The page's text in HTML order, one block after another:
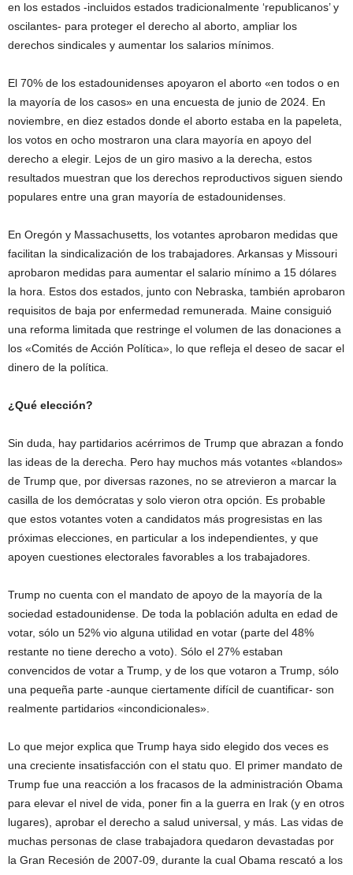
en los estados -incluidos estados tradicionalmente ‘republicanos’ y
oscilantes- para proteger el derecho al aborto, ampliar los
derechos sindicales y aumentar los salarios mínimos.
El 70% de los estadounidenses apoyaron el aborto «en todos o en
la mayoría de los casos» en una encuesta de junio de 2024. En
noviembre, en diez estados donde el aborto estaba en la papeleta,
los votos en ocho mostraron una clara mayoría en apoyo del
derecho a elegir. Lejos de un giro masivo a la derecha, estos
resultados muestran que los derechos reproductivos siguen siendo
populares entre una gran mayoría de estadounidenses.
En Oregón y Massachusetts, los votantes aprobaron medidas que
facilitan la sindicalización de los trabajadores. Arkansas y Missouri
aprobaron medidas para aumentar el salario mínimo a 15 dólares
la hora. Estos dos estados, junto con Nebraska, también aprobaron
requisitos de baja por enfermedad remunerada. Maine consiguió
una reforma limitada que restringe el volumen de las donaciones a
los «Comités de Acción Política», lo que refleja el deseo de sacar el
dinero de la política.
¿Qué elección?
Sin duda, hay partidarios acérrimos de Trump que abrazan a fondo
las ideas de la derecha. Pero hay muchos más votantes «blandos»
de Trump que, por diversas razones, no se atrevieron a marcar la
casilla de los demócratas y solo vieron otra opción. Es probable
que estos votantes voten a candidatos más progresistas en las
próximas elecciones, en particular a los independientes, y que
apoyen cuestiones electorales favorables a los trabajadores.
Trump no cuenta con el mandato de apoyo de la mayoría de la
sociedad estadounidense. De toda la población adulta en edad de
votar, sólo un 52% vio alguna utilidad en votar (parte del 48%
restante no tiene derecho a voto). Sólo el 27% estaban
convencidos de votar a Trump, y de los que votaron a Trump, sólo
una pequeña parte -aunque ciertamente difícil de cuantificar- son
realmente partidarios «incondicionales».
Lo que mejor explica que Trump haya sido elegido dos veces es
una creciente insatisfacción con el statu quo. El primer mandato de
Trump fue una reacción a los fracasos de la administración Obama
para elevar el nivel de vida, poner fin a la guerra en Irak (y en otros
lugares), aprobar el derecho a salud universal, y más. Las vidas de
muchas personas de clase trabajadora quedaron devastadas por
la Gran Recesión de 2007-09, durante la cual Obama rescató a los